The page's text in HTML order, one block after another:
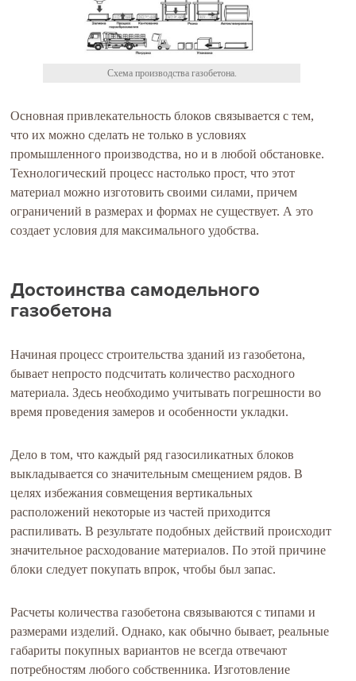
Схема производства газобетона.
Основная привлекательность блоков связывается с тем,
что их можно сделать не только в условиях
промышленного производства, но и в любой обстановке.
Технологический процесс настолько прост, что этот
материал можно изготовить своими силами, причем
ограничений в размерах и формах не существует. А это
создает условия для максимального удобства.
Достоинства самодельного
газобетона
Начиная процесс строительства зданий из газобетона,
бывает непросто подсчитать количество расходного
материала. Здесь необходимо учитывать погрешности во
время проведения замеров и особенности укладки.
Дело в том, что каждый ряд газосиликатных блоков
выкладывается со значительным смещением рядов. В
целях избежания совмещения вертикальных
расположений некоторые из частей приходится
распиливать. В результате подобных действий происходит
значительное расходование материалов. По этой причине
блоки следует покупать впрок, чтобы был запас.
Расчеты количества газобетона связываются с типами и
размерами изделий. Однако, как обычно бывает, реальные
габариты покупных вариантов не всегда отвечают
потребностям любого собственника. Изготовление